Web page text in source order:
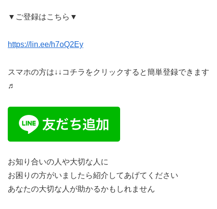
▼ご登録はこちら▼
https://lin.ee/h7oQ2Ey
スマホの方は↓↓コチラをクリックすると簡単登録できます
♬
お知り合いの人や大切な人に
お困りの方がいましたら紹介してあげてください
あなたの大切な人が助かるかもしれません